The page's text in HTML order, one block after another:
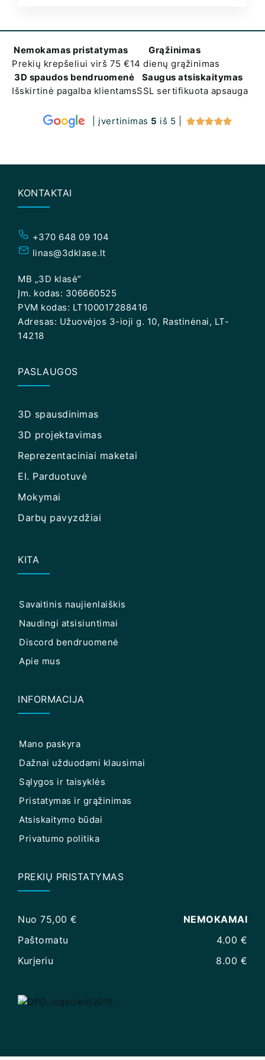
Nemokamas pristatymas
Prekių krepšeliui virš 75 €
Grąžinimas
14 dienų grąžinimas
3D spaudos bendruomenė
Išskirtinė pagalba klientams
Saugus atsiskaitymas
SSL sertifikuota apsauga
| įvertinimas 5 iš 5 | 
KONTAKTAI
+370 648 09 104
linas@3dklase.lt
MB „3D klasė”
Įm. kodas: 306660525
PVM kodas: LT100017288416
Adresas: Užuovėjos 3-ioji g. 10, Rastinėnai, LT-
14218
PASLAUGOS
3D spausdinimas
3D projektavimas
Reprezentaciniai maketai
El. Parduotuvė
Mokymai
Darbų pavyzdžiai
KITA
Savaitinis naujienlaiškis
Naudingi atsisiuntimai
Discord bendruomenė
Apie mus
INFORMACIJA
Mano paskyra
Dažnai užduodami klausimai
Sąlygos ir taisyklės
Pristatymas ir grąžinimas
Atsiskaitymo būdai
Privatumo politika
PREKIŲ PRISTATYMAS
Nuo 75,00 €
NEMOKAMAI
Paštomatu
4.00 €
Kurjeriu
8.00 €